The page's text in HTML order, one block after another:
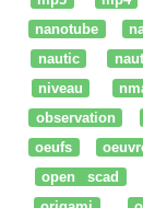
nanotube
nautic
niveau
observation
oeufs
open scad